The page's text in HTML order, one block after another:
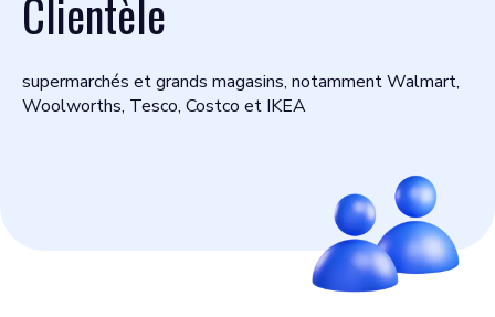
Clientèle
supermarchés et grands magasins, notamment Walmart,
Woolworths, Tesco, Costco et IKEA